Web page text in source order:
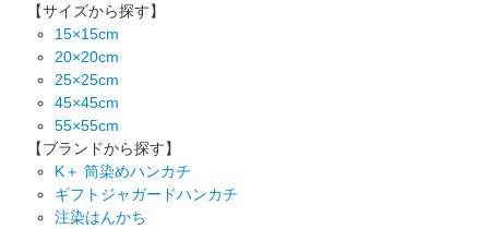
【サイズから探す】
15×15cm
20×20cm
25×25cm
45×45cm
55×55cm
【ブランドから探す】
K＋ 筒染めハンカチ
ギフトジャガードハンカチ
注染はんかち